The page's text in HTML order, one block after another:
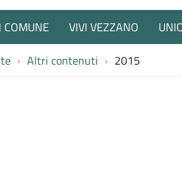
COMUNE VIVI VEZZANO
Altri contenuti 2015